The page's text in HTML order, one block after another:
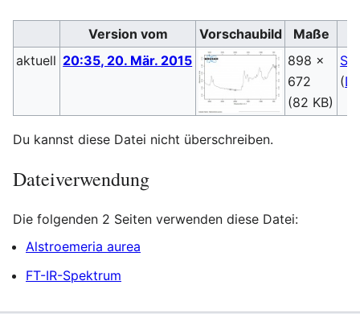
Version vom Vorschaubild
Maße
aktuell 20:35, 20. Mär. 2015
898 ×
672
(82 KB)
(
Du kannst diese Datei nicht überschreiben.
Dateiverwendung
Die folgenden 2 Seiten verwenden diese Datei:
Alstroemeria aurea
FT-IR-Spektrum